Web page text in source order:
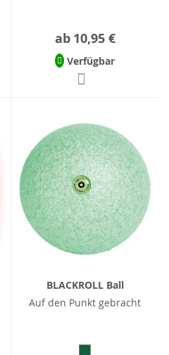
ab 10,95 €
Verfügbar
BLACKROLL Ball
Auf den Punkt gebracht